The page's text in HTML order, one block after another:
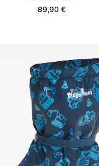
89,90 €